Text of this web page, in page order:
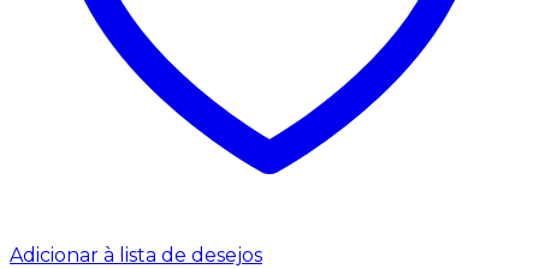
Adicionar à lista de desejos